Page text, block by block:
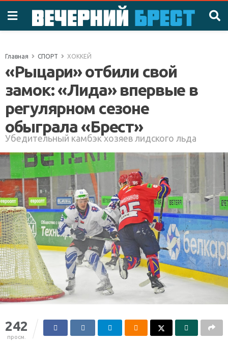
Главная СПОРТ ХОККЕЙ
«Рыцари» отбили свой
замок: «Лида» впервые в
регулярном сезоне
обыграла «Брест»
Убедительный камбэк хозяев лидского льда
242
просм.